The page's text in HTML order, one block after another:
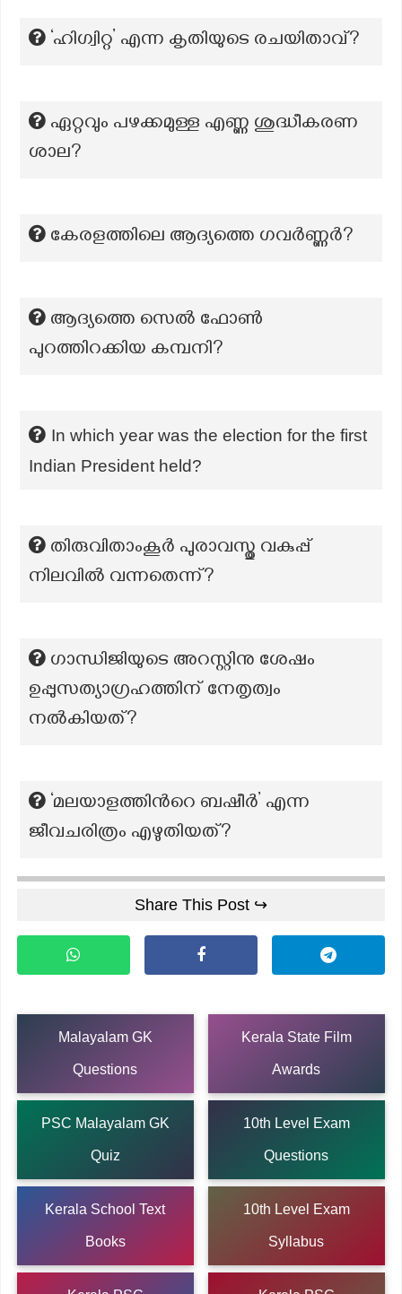
‘ഹിഗ്വിറ്റ’ എന്ന കൃതിയുടെ രചയിതാവ്?
ഏറ്റവും പഴക്കമുള്ള എണ്ണ ശുദ്ധീകരണ
ശാല?
കേരളത്തിലെ ആദ്യത്തെ ഗവർണ്ണർ?
ആദ്യത്തെ സെൽ ഫോൺ
പുറത്തിറക്കിയ കമ്പനി?
In which year was the election for the first
Indian President held?
തിരുവിതാംകൂർ പുരാവസ്തു വകുപ്പ്
നിലവിൽ വന്നതെന്ന്?
ഗാന്ധിജിയുടെ അറസ്റ്റിനു ശേഷം
ഉപ്പുസത്യാഗ്രഹത്തിന് നേതൃത്വം
നൽകിയത്?
‘മലയാളത്തിന്‍റെ ബഷീർ’ എന്ന
ജീവചരിത്രം എഴുതിയത്?
Share This Post ↪
Malayalam GK
Questions
Kerala State Film
Awards
PSC Malayalam GK
Quiz
10th Level Exam
Questions
Kerala School Text
Books
10th Level Exam
Syllabus